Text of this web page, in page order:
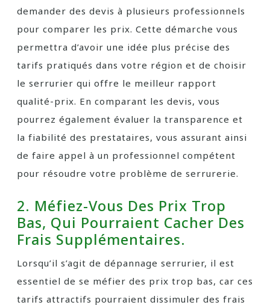
demander des devis à plusieurs professionnels
pour comparer les prix. Cette démarche vous
permettra d’avoir une idée plus précise des
tarifs pratiqués dans votre région et de choisir
le serrurier qui offre le meilleur rapport
qualité-prix. En comparant les devis, vous
pourrez également évaluer la transparence et
la fiabilité des prestataires, vous assurant ainsi
de faire appel à un professionnel compétent
pour résoudre votre problème de serrurerie.
2. Méfiez-Vous Des Prix Trop
Bas, Qui Pourraient Cacher Des
Frais Supplémentaires.
Lorsqu’il s’agit de dépannage serrurier, il est
essentiel de se méfier des prix trop bas, car ces
tarifs attractifs pourraient dissimuler des frais